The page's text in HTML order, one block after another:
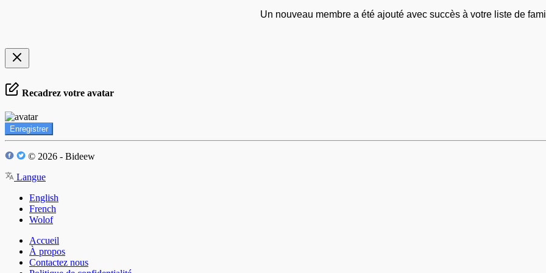
Un nouveau membre a été ajouté avec succès à votre liste de
Recadrez votre avatar
Enregistrer
© 2026 - Bideew
Langue
English
French
Wolof
Accueil
À propos
Contactez nous